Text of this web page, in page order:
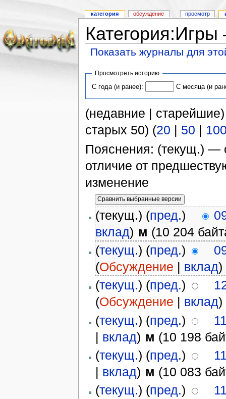
Категория:
Показать журналы для
Просмотреть историю
С года (и ранее):
С месяца (и
(недавние |
старых 50) (20 | 50 |
Пояснения: (текущ.) —
отличие от
изменение
(текущ.) (пред.)
вклад) м (10 204
(текущ.) (пред.)
(Обсуждение | вклад)
(текущ.) (пред.)
(Обсуждение | вклад)
(текущ.) (пред.)
| вклад) м (10 198
(текущ.) (пред.)
| вклад) м (10 083
(текущ.) (пред.)
категория обсуждение просмотр